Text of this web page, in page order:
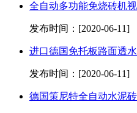
全自动多功能免烧砖机
发布时间：[2020-06-11]
进口德国免托板路面透
发布时间：[2020-06-11]
德国策尼特全自动水泥